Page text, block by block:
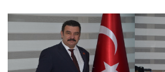
MESAJI